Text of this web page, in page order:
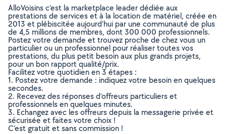
AlloVoisins c’est la marketplace leader dédiée aux
prestations de services et à la location de matériel, créée en
2013 et plébiscitée aujourd’hui par une communauté de plus
de 4,5 millions de membres, dont 300 000 professionnels.
Postez votre demande et trouvez proche de chez vous un
particulier ou un professionnel pour réaliser toutes vos
prestations, du plus petit besoin aux plus grands projets,
pour un bon rapport qualité/prix.
Facilitez votre quotidien en 3 étapes :
1. Postez votre demande : indiquez votre besoin en quelques
secondes.
2. Recevez des réponses d’offreurs particuliers et
professionnels en quelques minutes.
3. Echangez avec les offreurs depuis la messagerie privée et
sécurisée et faites votre choix !
C’est gratuit et sans commission !